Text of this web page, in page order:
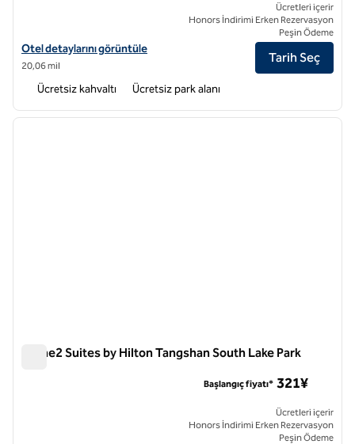
Home2 Suites by Hilton Beijing Shunyi için otel detaylarını
Otel detaylarını görüntüle
20,06 mil
Ücretleri içerir
Honors İndirimi Erken Rezervasyon
Peşin Ödeme
Tarih Seç
Ücretsiz kahvaltı Ücretsiz park alanı
1 / 12
Home2 Suites by Hilton Tangshan South Lake Park
Başlangıç fiyatı* 321¥
Ücretleri içerir
Honors İndirimi Erken Rezervasyon
Peşin Ödeme